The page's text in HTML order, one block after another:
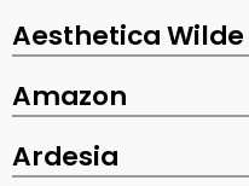
Aesthetica Wilde
Amazon
Ardesia